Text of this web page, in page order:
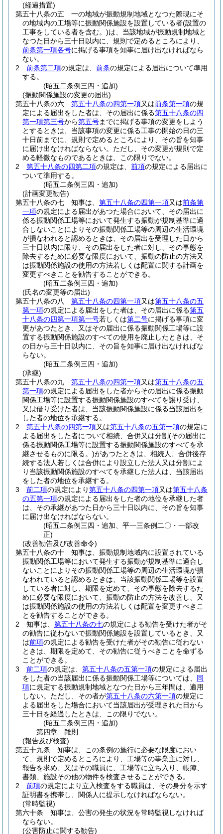
(経過措置)
第五十八条の五
一の地域が振動規制地域となつた際現にそ
の地域内の工場等に振動関係施設を設置している者(設置の
工事をしている者を含む。)は、当該地域が振動規制地域と
なつた日から三十日以内に、規則で定めるところにより、
前条第一項各号に掲げる事項を知事に届け出なければなら
ない。
2
前条第二項の規定は、 前条の規定による届出について準用
する。
(昭五二条例三四・追加)
(振動関係施設の変更の届出)
第五十八条の六
第五十八条の四第一項又は前条第一項の規
定による届出をした者は、その届出に係る第五十八条の四
第一項第三号から第五号までに掲げる事項の変更をしよう
とするときは、当該事項の変更に係る工事の開始の日の三
十日前までに、規則で定めるところにより、その旨を知事
に届け出なければならない。 ただし、その変更が規則で定
める軽微なものであるときは、この限りでない。
2
第五十八条の四第二項の規定は、 前項の規定による届出に
ついて準用する。
(昭五二条例三四・追加)
(計画変更勧告)
第五十八条の七
知事は、 第五十八条の四第一項又は前条第
一項の規定による届出があつた場合において、その届出に
係る振動関係工場等において発生する振動が規制基準に適
合しないことによりその振動関係工場等の周辺の生活環境
が損なわれると認めるときは、その届出を受理した日から
三十日以内に限り、その届出をした者に対し、その事態を
除去するために必要な限度において、振動の防止の方法又
は振動関係施設の使用の方法若しくは配置に関する計画を
変更すべきことを勧告することができる。
(昭五二条例三四・追加)
(氏名の変更等の届出)
第五十八条の八
第五十八条の四第一項又は第五十八条の五
第一項の規定による届出をした者は、その届出に係る第五
十八条の四第一項第一号若しくは第二号に掲げる事項に変
更があつたとき、又はその届出に係る振動関係工場等に設
置する振動関係施設のすべての使用を廃止したときは、そ
の日から三十日以内に、その旨を知事に届け出なければな
らない。
(昭五二条例三四・追加)
(承継)
第五十八条の九
第五十八条の四第一項又は第五十八条の五
第一項の規定による届出をした者からその届出に係る振動
関係工場等に設置する振動関係施設のすべてを譲り受け、
又は借り受けた者は、当該振動関係施設に係る当該届出を
した者の地位を承継する。
2
第五十八条の四第一項又は第五十八条の五第一項の規定に
よる届出をした者について相続、合併又は分割(その届出に
係る振動関係工場等に設置する振動関係施設のすべてを承
継させるものに限る。)があつたときは、相続人、合併後存
続する法人若しくは合併により設立した法人又は分割によ
り当該振動関係施設のすべてを承継した法人は、当該届出
をした者の地位を承継する。
3
前二項の規定により第五十八条の四第一項又は第五十八条
の五第一項の規定による届出をした者の地位を承継した者
は、その承継があつた日から三十日以内に、その旨を知事
に届け出なければならない。
(昭五二条例三四・追加、平一三条例二〇・一部改
正)
(改善勧告及び改善命令)
第五十八条の十
知事は、振動規制地域内に設置されている
振動関係工場等において発生する振動が規制基準に適合し
ないことによりその振動関係工場等の周辺の生活環境が損
なわれていると認めるときは、当該振動関係工場等を設置
している者に対し、期限を定めて、その事態を除去するた
めに必要な限度において、振動の防止の方法を改善し、又
は振動関係施設の使用の方法若しくは配置を変更すべきこ
とを勧告することができる。
2
知事は、 第五十八条の七の規定による勧告を受けた者がそ
の勧告に従わないで振動関係施設を設置しているとき、又
は前項の規定による勧告を受けた者がその勧告に従わない
ときは、期限を定めて、その勧告に従うべきことを命ずる
ことができる。
3
前二項の規定は、 第五十八条の五第一項の規定による届出
をした者の当該届出に係る振動関係工場等については、 同
項に規定する振動規制地域となつた日から三年間は、適用
しない。 ただし、その者が第五十八条の六第一項の規定に
よる届出をした場合において当該届出が受理された日から
三十日を経過したときは、この限りでない。
(昭五二条例三四・追加)
第四章
雑則
(報告及び検査)
第五十九条
知事は、この条例の施行に必要な限度におい
て、規則で定めるところにより、工場等の事業主に対し、
報告を求め、又はその職員に、工場等に立ち入り、帳簿、
書類、施設その他の物件を検査させることができる。
2
前項の規定により立入検査をする職員は、その身分を示す
証明書を携帯し、関係人に提示しなければならない。
(常時監視)
第六十条
知事は、公害の発生の状況を常時監視しなければ
ならない。
(公害防止に関する勧告)